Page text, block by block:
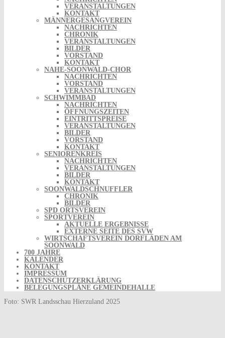
VERANSTALTUNGEN
KONTAKT
MÄNNERGESANGVEREIN
NACHRICHTEN
CHRONIK
VERANSTALTUNGEN
BILDER
VORSTAND
KONTAKT
NAHE-SOONWALD-CHOR
NACHRICHTEN
VORSTAND
VERANSTALTUNGEN
SCHWIMMBAD
NACHRICHTEN
ÖFFNUNGSZEITEN
EINTRITTSPREISE
VERANSTALTUNGEN
BILDER
VORSTAND
KONTAKT
SENIORENKREIS
NACHRICHTEN
VERANSTALTUNGEN
BILDER
KONTAKT
SOONWALDSCHNUFFLER
CHRONIK
BILDER
SPD ORTSVEREIN
SPORTVEREIN
AKTUELLE ERGEBNISSE
EXTERNE SEITE DES SVW
WIRTSCHAFTSVEREIN DORFLADEN AM
SOONWALD
700 JAHRE
KALENDER
KONTAKT
IMPRESSUM
DATENSCHUTZERKLÄRUNG
BELEGUNGSPLÄNE GEMEINDEHALLE